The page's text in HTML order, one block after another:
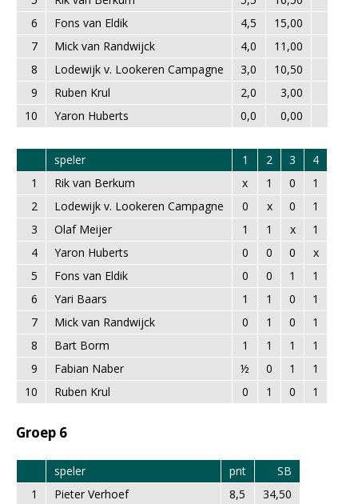
6
Fons van Eldik 4,5
15,00
7
Mick van Randwijck 4,0
11,00
8
Lodewijk v. Lookeren Campagne 3,0
10,50
9
Ruben Krul 2,0
3,00
10
Yaron Huberts 0,0 0,00
speler 1 2 3 4
1
Rik van Berkum x 1 0 1
2
Lodewijk v. Lookeren Campagne 0 x 0 1
3
Olaf Meijer 1 1 x 1
4
Yaron Huberts 0 0 0 x
5
Fons van Eldik 0 0 1 1
6
Yari Baars 1 1 0 1
7
Mick van Randwijck 0 1 0 1
8
Bart Borm 1 1 1 1
9
Fabian Naber ½ 0 1 1
10
Ruben Krul 0 1 0 1
Groep 6
speler pnt
SB
1
Pieter Verhoef 8,5
34,50